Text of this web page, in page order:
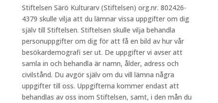
Stiftelsen Särö Kulturarv (Stiftelsen) org.nr. 802426-
4379 skulle vilja att du lämnar vissa uppgifter om dig
själv till Stiftelsen. Stiftelsen skulle vilja behandla
personuppgifter om dig för att få en bild av hur vår
besökardemografi ser ut. De uppgifter vi avser att
samla in och behandla är namn, ålder, adress och
civilstånd. Du avgör själv om du vill lämna några
uppgifter till oss. Uppgifterna kommer endast att
behandlas av oss inom Stiftelsen, samt, i den mån du